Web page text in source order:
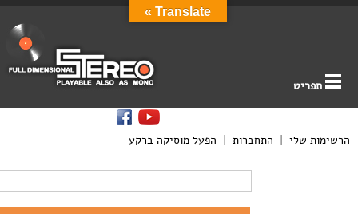
תפריט
הרשימות שלי | התחברות | הפעל מוסיקה ברקע
Translate »